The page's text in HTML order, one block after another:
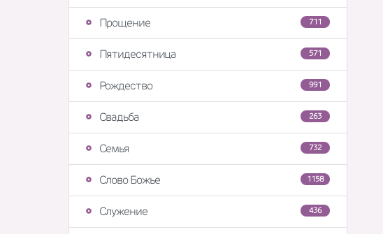
711
Прощение
571
Пятидесятница
991
Рождество
263
Свадьба
732
Семья
1158
Слово Божье
436
Служение